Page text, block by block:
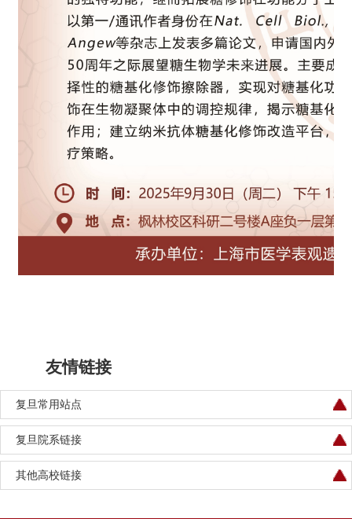
友情链接
复旦常用站点
复旦院系链接
其他高校链接